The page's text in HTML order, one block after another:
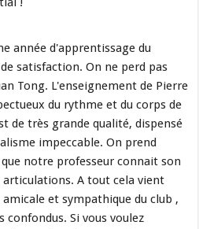
année d'apprentissage du
satisfaction. On ne perd pas
Tong. L'enseignement de Pierre
du rythme et du corps de
de très grande qualité, dispensé
impeccable. On prend
notre professeur connait son
articulations. A tout cela vient
et sympathique du club ,
confondus. Si vous voulez